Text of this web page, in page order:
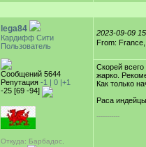
lega84
Кардифф Сити
Пользователь
Сообщений 5644
Репутация -1 | 0 |+1
-25 [69 -94]
Откуда: Барбадос,
2023-09-09
From:
Скорей
жарко.
Как только
Раса
-----------